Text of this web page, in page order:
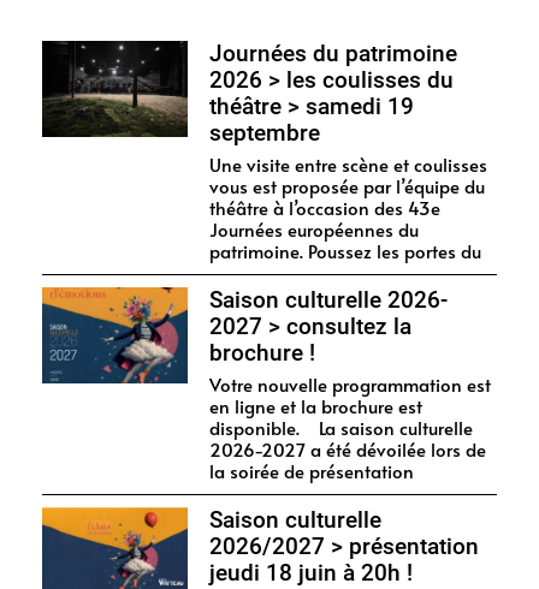
Journées du patrimoine
2026 > les coulisses du
théâtre > samedi 19
septembre
Une visite entre scène et coulisses
vous est proposée par l’équipe du
théâtre à l’occasion des 43e
Journées européennes du
patrimoine. Poussez les portes du
Saison culturelle 2026-
2027 > consultez la
brochure !
Votre nouvelle programmation est
en ligne et la brochure est
disponible. La saison culturelle
2026-2027 a été dévoilée lors de
la soirée de présentation
Saison culturelle
2026/2027 > présentation
jeudi 18 juin à 20h !